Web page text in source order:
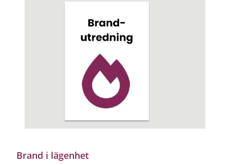
Brand i lägenhet